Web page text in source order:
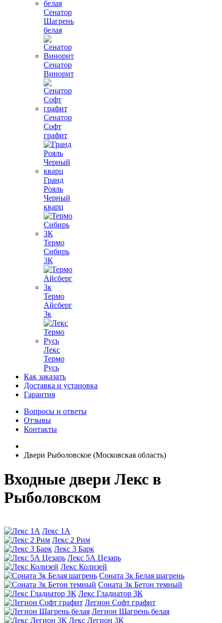
Сенатор
Шагрень
белая
Сенатор
Винорит
Сенатор
Софт
графит
Гранд
Рояль
Черный
кварц
Термо
Сибирь
3К
Термо
Айсберг
3к
Лекс
Термо
Русь
Как заказать
Доставка и установка
Гарантия
Вопросы и ответы
Отзывы
Контакты
Двери Рыболовское (Московская область)
Входные двери Лекс в
Рыболовском
Лекс 1А
Лекс 2 Рим
Лекс 3 Барк
Лекс 5А Цезарь
Лекс Колизей
Соната 3к Белая шагрень
Соната 3к Бетон темный
Лекс Гладиатор 3К
Легион Софт графит
Легион Шагрень белая
Лекс Легион 3К